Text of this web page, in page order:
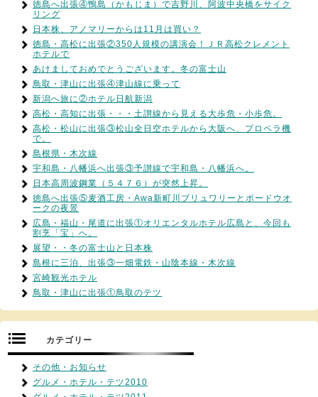
徳島へ出張④鴨島（かもじま）で吉野川、阿波中央橋をサイク
リング
日本株、アノマリーからは11月は買い？
徳島・高松に出張②350人規模の講演会！ＪＲ高松クレメント
ホテルで
あけましておめでとうございます。冬の富士山
鳥取・津山に出張④津山線に乗って
新潟へ旅に②ホテル日航新潟
高松・高知に出張・・・土讃線から見える大歩危・小歩危。
高松・松山に出張③松山全日空ホテルから大阪へ、プロペラ機
で。
島根県・木次線
宇和島・八幡浜へ出張③予讃線で宇和島・八幡浜へ。
日本高周波鋼業（５４７６）が突然上昇。
徳島へ出張⑤麦酒工房・Awa新町川ブリュワリーとボードウオ
ークの夜景
広島・福山・尾道に出張①オリエンタルホテル広島と、今回も
割烹「宝」へ。
展望・・冬の富士山と日本株
島根に三泊、出張③一畑電鉄・山陰本線・木次線
宮崎観光ホテル
鳥取・津山に出張①鳥取のテツ
カテゴリー
その他・お知らせ
グルメ・ホテル・テツ2010